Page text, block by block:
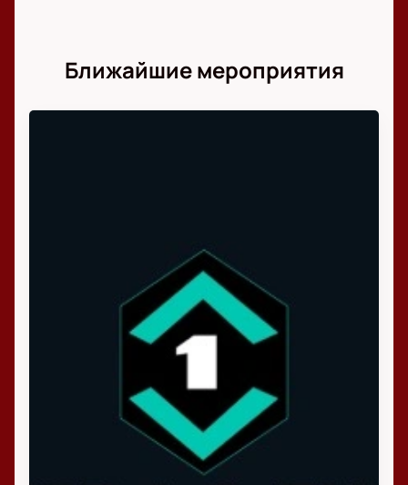
Ближайшие мероприятия